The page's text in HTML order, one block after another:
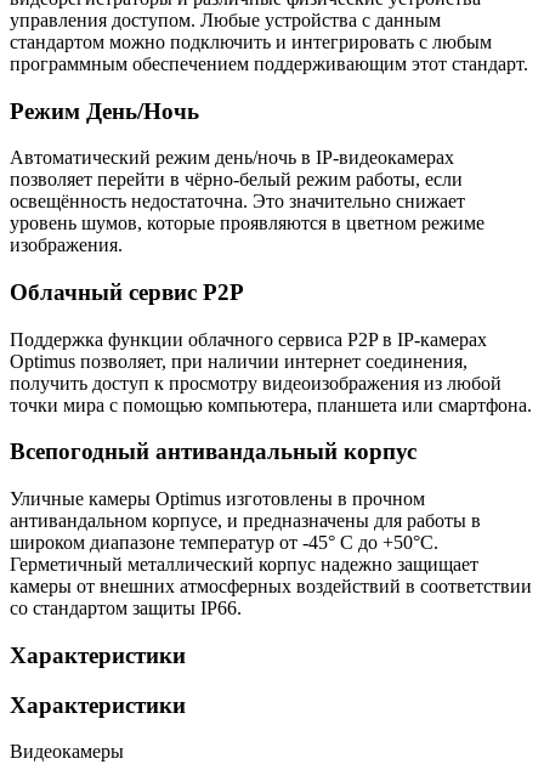
управления доступом. Любые устройства с данным
стандартом можно подключить и интегрировать с любым
программным обеспечением поддерживающим этот стандарт.
Режим День/Ночь
Автоматический режим день/ночь в IP-видеокамерах
позволяет перейти в чёрно-белый режим работы, если
освещённость недостаточна. Это значительно снижает
уровень шумов, которые проявляются в цветном режиме
изображения.
Облачный сервис P2P
Поддержка функции облачного сервиса P2P в IP-камерах
Optimus позволяет, при наличии интернет соединения,
получить доступ к просмотру видеоизображения из любой
точки мира с помощью компьютера, планшета или смартфона.
Всепогодный антивандальный корпус
Уличные камеры Optimus изготовлены в прочном
антивандальном корпусе, и предназначены для работы в
широком диапазоне температур от -45° C до +50°C.
Герметичный металлический корпус надежно защищает
камеры от внешних атмосферных воздействий в соответствии
со стандартом защиты IP66.
Характеристики
Характеристики
Видеокамеры